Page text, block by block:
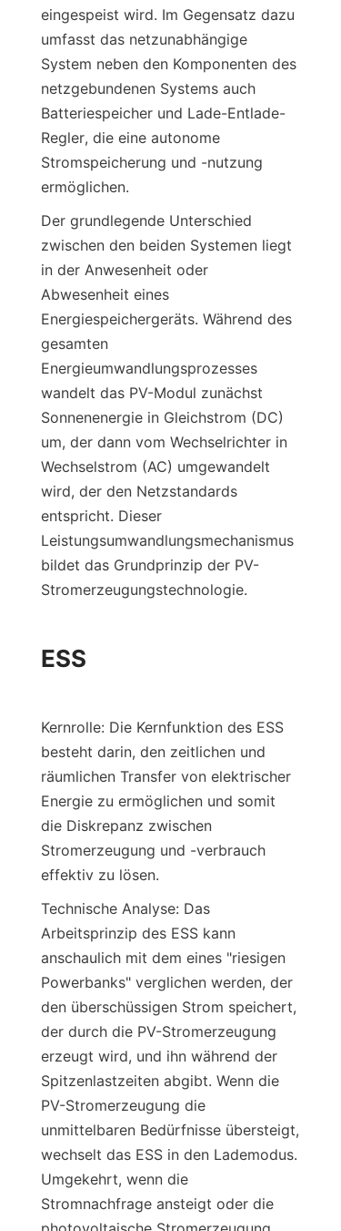
eingespeist wird. Im Gegensatz dazu
umfasst das netzunabhängige
System neben den Komponenten des
netzgebundenen Systems auch
Batteriespeicher und Lade-Entlade-
Regler, die eine autonome
Stromspeicherung und -nutzung
ermöglichen.
Der grundlegende Unterschied
zwischen den beiden Systemen liegt
in der Anwesenheit oder
Abwesenheit eines
Energiespeichergeräts. Während des
gesamten
Energieumwandlungsprozesses
wandelt das PV-Modul zunächst
Sonnenenergie in Gleichstrom (DC)
um, der dann vom Wechselrichter in
Wechselstrom (AC) umgewandelt
wird, der den Netzstandards
entspricht. Dieser
Leistungsumwandlungsmechanismus
bildet das Grundprinzip der PV-
Stromerzeugungstechnologie.
ESS
Kernrolle: Die Kernfunktion des ESS
besteht darin, den zeitlichen und
räumlichen Transfer von elektrischer
Energie zu ermöglichen und somit
die Diskrepanz zwischen
Stromerzeugung und -verbrauch
effektiv zu lösen.
Technische Analyse: Das
Arbeitsprinzip des ESS kann
anschaulich mit dem eines "riesigen
Powerbanks" verglichen werden, der
den überschüssigen Strom speichert,
der durch die PV-Stromerzeugung
erzeugt wird, und ihn während der
Spitzenlastzeiten abgibt. Wenn die
PV-Stromerzeugung die
unmittelbaren Bedürfnisse übersteigt,
wechselt das ESS in den Lademodus.
Umgekehrt, wenn die
Stromnachfrage ansteigt oder die